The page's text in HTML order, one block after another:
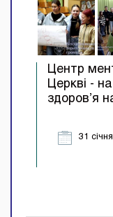
Центр
Церкві -
здоров’я
31